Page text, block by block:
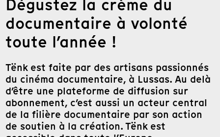
Dégustez la crème du
documentaire à volonté
toute l’année !
Tënk est faite par des artisans passionnés
du cinéma documentaire, à Lussas. Au delà
d’être une plateforme de diffusion sur
abonnement, c’est aussi un acteur central
de la filière documentaire par son action
de soutien à la création. Tënk est